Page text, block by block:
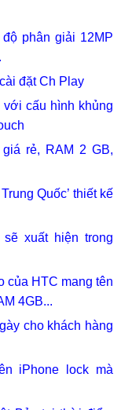
phân giải 12MP
đặt Ch Play
với cấu hình khủng
rẻ, RAM 2 GB,
Quốc’ thiết kế
xuất hiện trong
của HTC mang tên
4GB...
cho khách hàng
iPhone lock mà